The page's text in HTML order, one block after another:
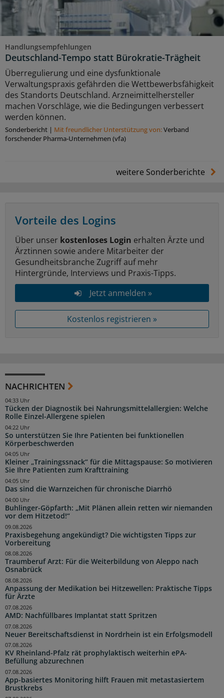
Handlungsempfehlungen
Deutschland-Tempo statt Bürokratie-Trägheit
Überregulierung und eine dysfunktionale
Verwaltungspraxis gefährden die Wettbewerbsfähigkeit
des Standorts Deutschland. Arzneimittelhersteller
machen Vorschläge, wie die Bedingungen verbessert
werden können.
Sonderbericht | Mit freundlicher Unterstützung von:Verband
forschender Pharma-Unternehmen (vfa)
weitere Sonderberichte
Vorteile des Logins
Über unser kostenloses Login erhalten Ärzte und
Ärztinnen sowie andere Mitarbeiter der
Gesundheitsbranche Zugriff auf mehr
Hintergründe, Interviews und Praxis-Tipps.
Jetzt anmelden »
Kostenlos registrieren »
NACHRICHTEN
Tücken der Diagnostik bei Nahrungsmittelallergien: Welche
Rolle Einzel-Allergene spielen
04:33 Uhr
So unterstützen Sie Ihre Patienten bei funktionellen
Körperbeschwerden
04:22 Uhr
Kleiner „Trainingssnack“ für die Mittagspause: So motivieren
Sie Ihre Patienten zum Krafttraining
04:05 Uhr
Das sind die Warnzeichen für chronische Diarrhö
04:05 Uhr
Buhlinger-Göpfarth: „Mit Plänen allein retten wir niemanden
vor dem Hitzetod!“
04:00 Uhr
Praxisbegehung angekündigt? Die wichtigsten Tipps zur
Vorbereitung
09.08.2026
Traumberuf Arzt: Für die Weiterbildung von Aleppo nach
Osnabrück
08.08.2026
Anpassung der Medikation bei Hitzewellen: Praktische Tipps
für Ärzte
08.08.2026
AMD: Nachfüllbares Implantat statt Spritzen
07.08.2026
Neuer Bereitschaftsdienst in Nordrhein ist ein Erfolgsmodell
07.08.2026
KV Rheinland-Pfalz rät prophylaktisch weiterhin ePA-
Befüllung abzurechnen
07.08.2026
App-basiertes Monitoring hilft Frauen mit metastasiertem
Brustkrebs
07.08.2026